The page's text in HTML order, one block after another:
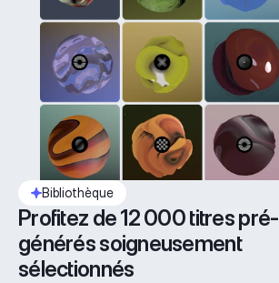
Bibliothèque
Profitez de 12 000 titres pré-
générés soigneusement
sélectionnés